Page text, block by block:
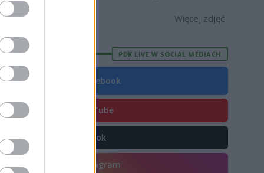
FORMA
Więcej zdjęć
PDK LIVE W SOCIAL MEDIACH
Facebook
YouTube
TikTok
Instagram